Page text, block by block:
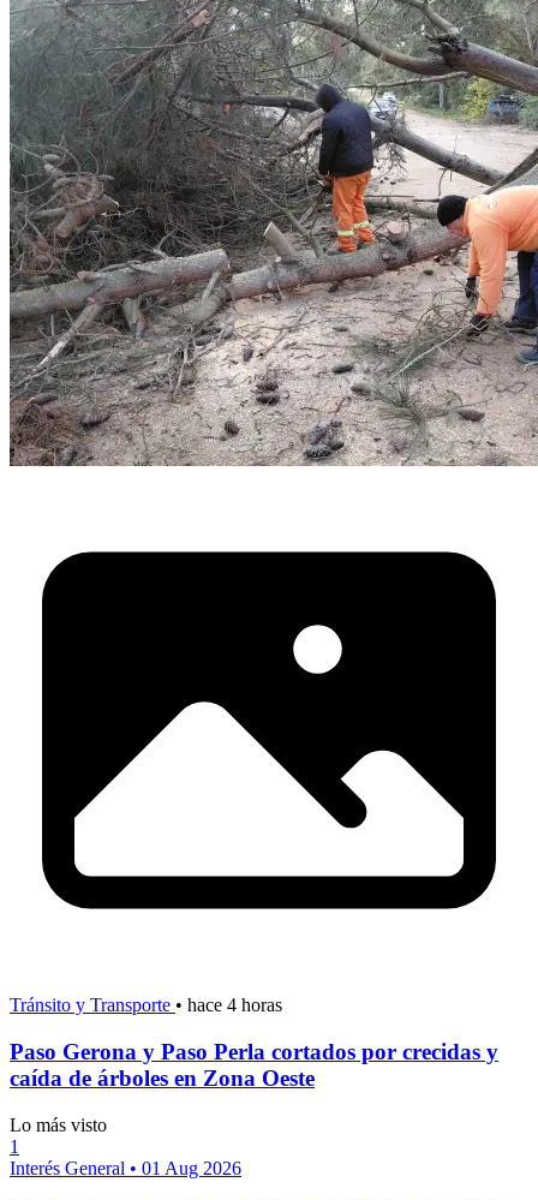
Tránsito y Transporte • hace 4 horas
Paso Gerona y Paso Perla cortados por crecidas y
caída de árboles en Zona Oeste
Lo más visto
1
Interés General • 01 Aug 2026